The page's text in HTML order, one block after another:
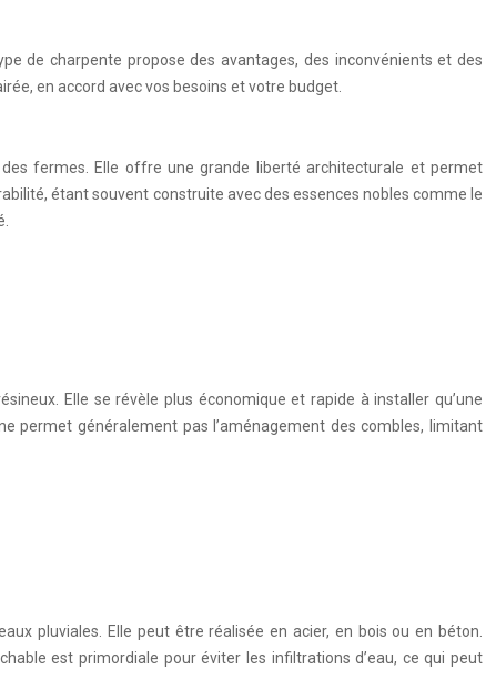
de charpente propose des avantages, des inconvénients et des
en accord avec vos besoins et votre budget.
fermes. Elle offre une grande liberté architecturale et permet
étant souvent construite avec des essences nobles comme le
Elle se révèle plus économique et rapide à installer qu’une
permet généralement pas l’aménagement des combles, limitant
pluviales. Elle peut être réalisée en acier, en bois ou en béton.
est primordiale pour éviter les infiltrations d’eau, ce qui peut